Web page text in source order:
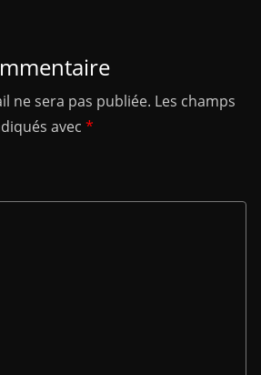
ne sera pas publiée. Les champs
avec *